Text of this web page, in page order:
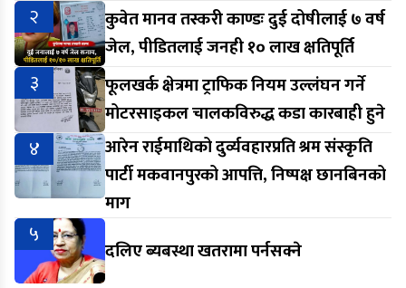
२
कुवेत मानव तस्करी काण्डः दुई दोषीलाई ७ वर्ष
जेल, पीडितलाई जनही १० लाख क्षतिपूर्ति
३
फूलखर्क क्षेत्रमा ट्राफिक नियम उल्लंघन गर्ने
मोटरसाइकल चालकविरुद्ध कडा कारबाही हुने
४
आरेन राईमाथिको दुर्व्यवहारप्रति श्रम संस्कृति
पार्टी मकवानपुरको आपत्ति, निष्पक्ष छानबिनको
माग
५
दलिए ब्यबस्था खतरामा पर्नसक्ने